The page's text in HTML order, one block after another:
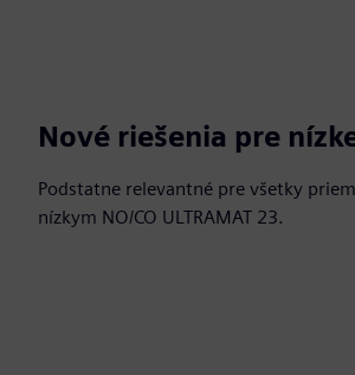
Nové riešenia pre
Podstatne relevantné pre všetky
nízkym NO/CO ULTRAMAT 23.